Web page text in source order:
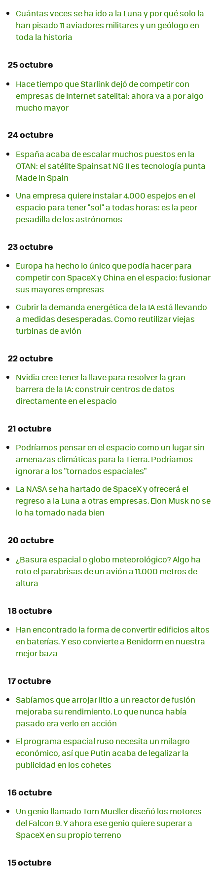
Cuántas veces se ha ido a la Luna y por qué solo la
han pisado 11 aviadores militares y un geólogo en
toda la historia
25 octubre
Hace tiempo que Starlink dejó de competir con
empresas de Internet satelital: ahora va a por algo
mucho mayor
24 octubre
España acaba de escalar muchos puestos en la
OTAN: el satélite Spainsat NG II es tecnología punta
Made in Spain
Una empresa quiere instalar 4.000 espejos en el
espacio para tener "sol" a todas horas: es la peor
pesadilla de los astrónomos
23 octubre
Europa ha hecho lo único que podía hacer para
competir con SpaceX y China en el espacio: fusionar
sus mayores empresas
Cubrir la demanda energética de la IA está llevando
a medidas desesperadas. Como reutilizar viejas
turbinas de avión
22 octubre
Nvidia cree tener la llave para resolver la gran
barrera de la IA: construir centros de datos
directamente en el espacio
21 octubre
Podríamos pensar en el espacio como un lugar sin
amenazas climáticas para la Tierra. Podríamos
ignorar a los "tornados espaciales"
La NASA se ha hartado de SpaceX y ofrecerá el
regreso a la Luna a otras empresas. Elon Musk no se
lo ha tomado nada bien
20 octubre
¿Basura espacial o globo meteorológico? Algo ha
roto el parabrisas de un avión a 11.000 metros de
altura
18 octubre
Han encontrado la forma de convertir edificios altos
en baterías. Y eso convierte a Benidorm en nuestra
mejor baza
17 octubre
Sabíamos que arrojar litio a un reactor de fusión
mejoraba su rendimiento. Lo que nunca había
pasado era verlo en acción
El programa espacial ruso necesita un milagro
económico, así que Putin acaba de legalizar la
publicidad en los cohetes
16 octubre
Un genio llamado Tom Mueller diseñó los motores
del Falcon 9. Y ahora ese genio quiere superar a
SpaceX en su propio terreno
15 octubre